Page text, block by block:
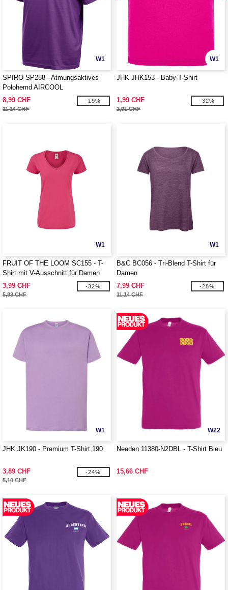
W1
SPIRO SP288 - Atmungsaktives
Polohemd AIRCOOL
8,99 CHF
11,14 CHF
-19%
W1
JHK JHK153 - Baby-T-Shirt
1,99 CHF
2,91 CHF
-32%
W1
FRUIT OF THE LOOM SC155 - T-
Shirt mit V-Ausschnitt für Damen
3,99 CHF
5,83 CHF
-32%
W1
B&C BC056 - Tri-Blend T-Shirt für
Damen
7,99 CHF
11,14 CHF
-28%
W1
JHK JK190 - Premium T-Shirt 190
3,89 CHF
5,10 CHF
-24%
W22
Needen 11380-N2DBL - T-Shirt Bleu
15,66 CHF